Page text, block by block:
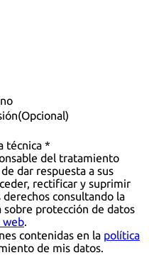
(Opcional)
técnica *
del tratamiento
dar respuesta a sus
rectificar y suprimir
consultando la
protección de datos
web.
contenidas en la política
de mis datos.